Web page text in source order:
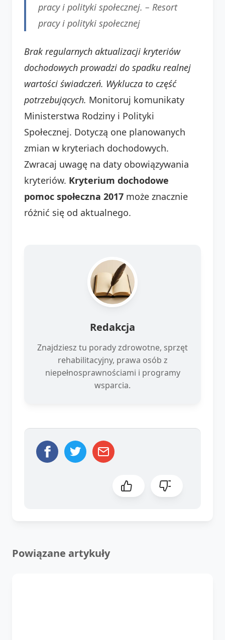
pracy i polityki społecznej. – Resort
pracy i polityki społecznej
Brak regularnych aktualizacji kryteriów
dochodowych prowadzi do spadku realnej
wartości świadczeń. Wyklucza to część
potrzebujących. Monitoruj komunikaty
Ministerstwa Rodziny i Polityki
Społecznej. Dotyczą one planowanych
zmian w kryteriach dochodowych.
Zwracaj uwagę na daty obowiązywania
kryteriów. Kryterium dochodowe
pomoc społeczna 2017 może znacznie
różnić się od aktualnego.
Redakcja
Znajdziesz tu porady zdrowotne, sprzęt
rehabilitacyjny, prawa osób z
niepełnosprawnościami i programy
wsparcia.
Powiązane artykuły